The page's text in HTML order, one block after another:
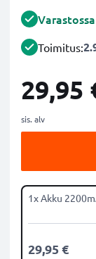
Varastossa
Toimitus:
29,95
sis. alv
1x Akku
29,95 €